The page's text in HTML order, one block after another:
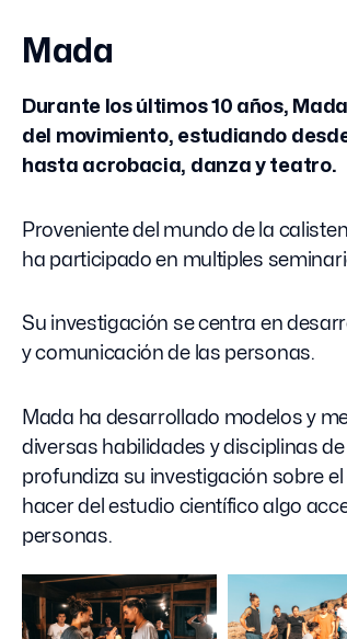
Mada
Durante los últimos 10 años,
del movimiento, estudiando
hasta acrobacia, danza y teatro.
Proveniente del mundo de la
ha participado en multiples
Su investigación se centra en
y comunicación de las personas.
Mada ha desarrollado modelos y
diversas habilidades y disciplinas
profundiza su investigación sobre
hacer del estudio científico algo
personas.